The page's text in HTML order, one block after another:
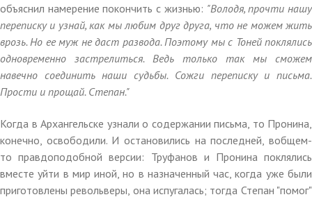
объяснил намерение покончить с жизнью: "Володя, прочти нашу
переписку и узнай, как мы любим друг друга, что не можем жить
врозь. Но ее муж не даст развода. Поэтому мы с Тоней поклялись
одновременно застрелиться. Ведь только так мы сможем
навечно соединить наши судьбы. Сожги переписку и письма.
Прости и прощай. Степан."
Когда в Архангельске узнали о содержании письма, то Пронина,
конечно, освободили. И остановились на последней, вобщем-
то правдоподобной версии: Труфанов и Пронина поклялись
вместе уйти в мир иной, но в назначенный час, когда уже были
приготовлены револьверы, она испугалась; тогда Степан "помог"